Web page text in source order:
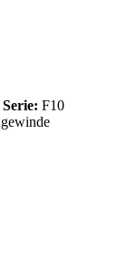
Serie: F10